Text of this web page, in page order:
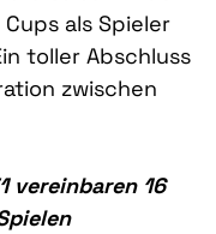
als Spieler
toller Abschluss
zwischen
vereinbaren 16